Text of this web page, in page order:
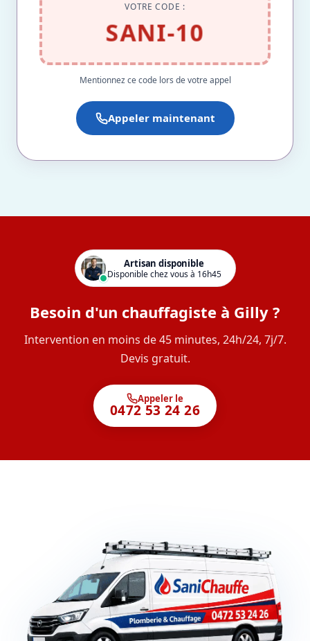
VOTRE CODE :
SANI-10
Mentionnez ce code lors de votre appel
Appeler maintenant
Artisan disponible
Disponible chez vous à 16h45
Besoin d'un chauffagiste à Gilly ?
Intervention en moins de 45 minutes, 24h/24, 7j/7.
Devis gratuit.
Appeler le
0472 53 24 26